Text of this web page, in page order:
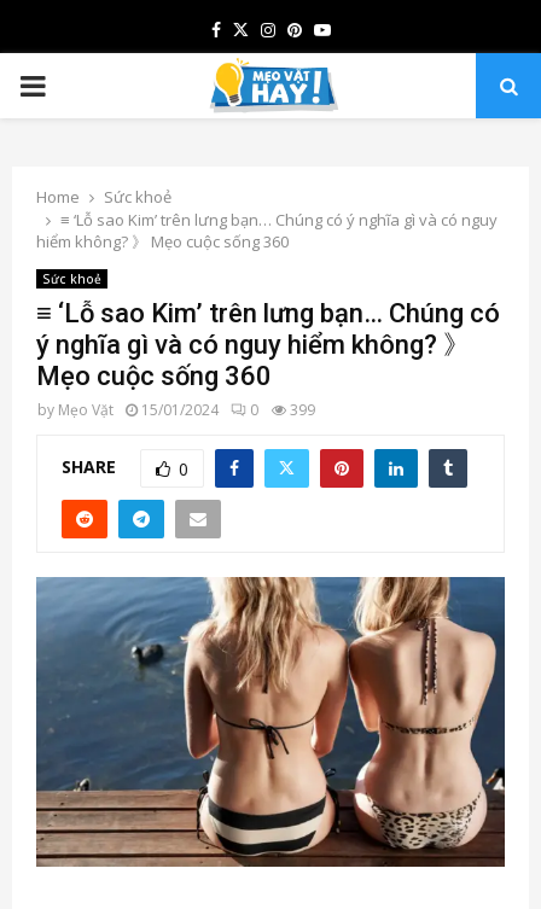
Facebook
TwitterInstagram
Pinterest
Youtube
PRIMARY
Home
Sức khoẻ
≡ ‘Lỗ sao Kim’ trên lưng bạn… Chúng có ý nghĩa gì và có nguy
hiểm không? 》 Mẹo cuộc sống 360
Sức khoẻ
≡ ‘Lỗ sao Kim’ trên lưng bạn… Chúng có
ý nghĩa gì và có nguy hiểm không? 》
Mẹo cuộc sống 360
by Mẹo Vặt 15/01/2024 0 399
SHARE 0